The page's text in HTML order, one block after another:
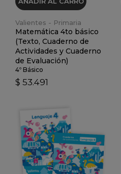
Valientes - Primaria
Matemática 4to básico
(Texto, Cuaderno de
Actividades y Cuaderno
de Evaluación)
4º Básico
$ 53.491
VER DETALLES